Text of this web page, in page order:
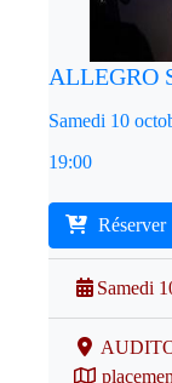
ALLEGRO
Samedi 10
19:00
Réserver
Samedi